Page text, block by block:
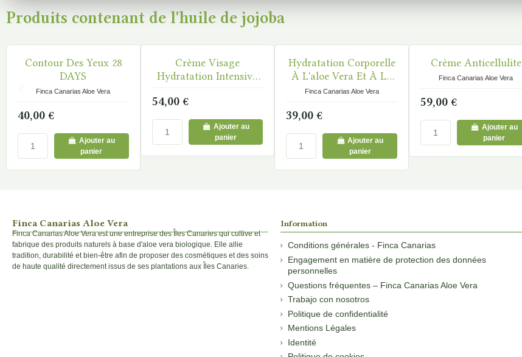
Produits contenant de l'huile de jojoba
DISPONIBLE
Contour Des Yeux 28
DAYS
Finca Canarias Aloe Vera
40,00 €
Ajouter au
panier
DISPONIBLECrème Visage
Hydratation Intensive
Vitamine C
54,00 €
Ajouter au
panier
DISPONIBLE
Hydratation Corporelle
À L'aloe Vera Et À La
Vitamine C
Finca Canarias Aloe Vera
39,00 €
Ajouter au
panier
DISPONIBLE
Crème Anticellulite
Finca Canarias Aloe Vera
59,00 €
Ajouter au
panier
Finca Canarias Aloe Vera
Finca Canarias Aloe Vera est une entreprise des Îles Canaries qui cultive et
fabrique des produits naturels à base d'aloe vera biologique. Elle allie
tradition, durabilité et bien-être afin de proposer des cosmétiques et des soins
de haute qualité directement issus de ses plantations aux Îles Canaries.
Information
Conditions générales - Finca Canarias
Engagement en matière de protection des données
personnelles
Questions fréquentes – Finca Canarias Aloe Vera
Trabajo con nosotros
Politique de confidentialité
Mentions Légales
Identité